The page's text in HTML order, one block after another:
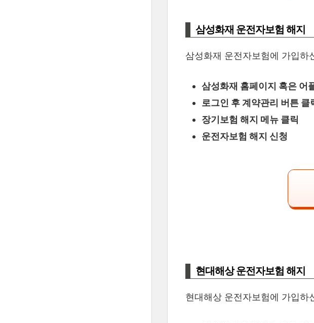
삼성화재 운전자보험 해지
삼성화재 운전자보험에 가입하
삼성화재 홈페이지 혹은 어
로그인 후 계약관리 버튼 클
장기보험 해지 메뉴 클릭
운전자보험 해지 신청
현대해상 운전자보험 해지
현대해상 운전자보험에 가입하